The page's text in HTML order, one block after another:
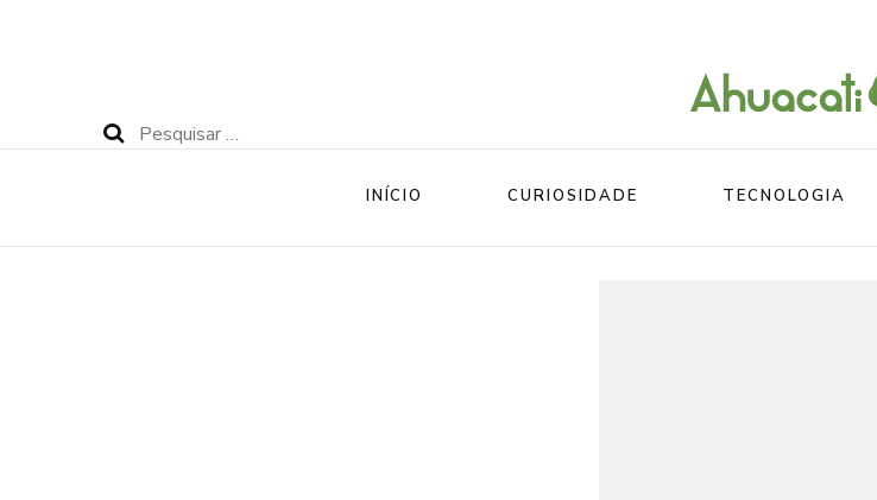
Pesquisar
O melhor da Internet em um só
INÍCIO CURIOSIDADE TECNOLOGIA